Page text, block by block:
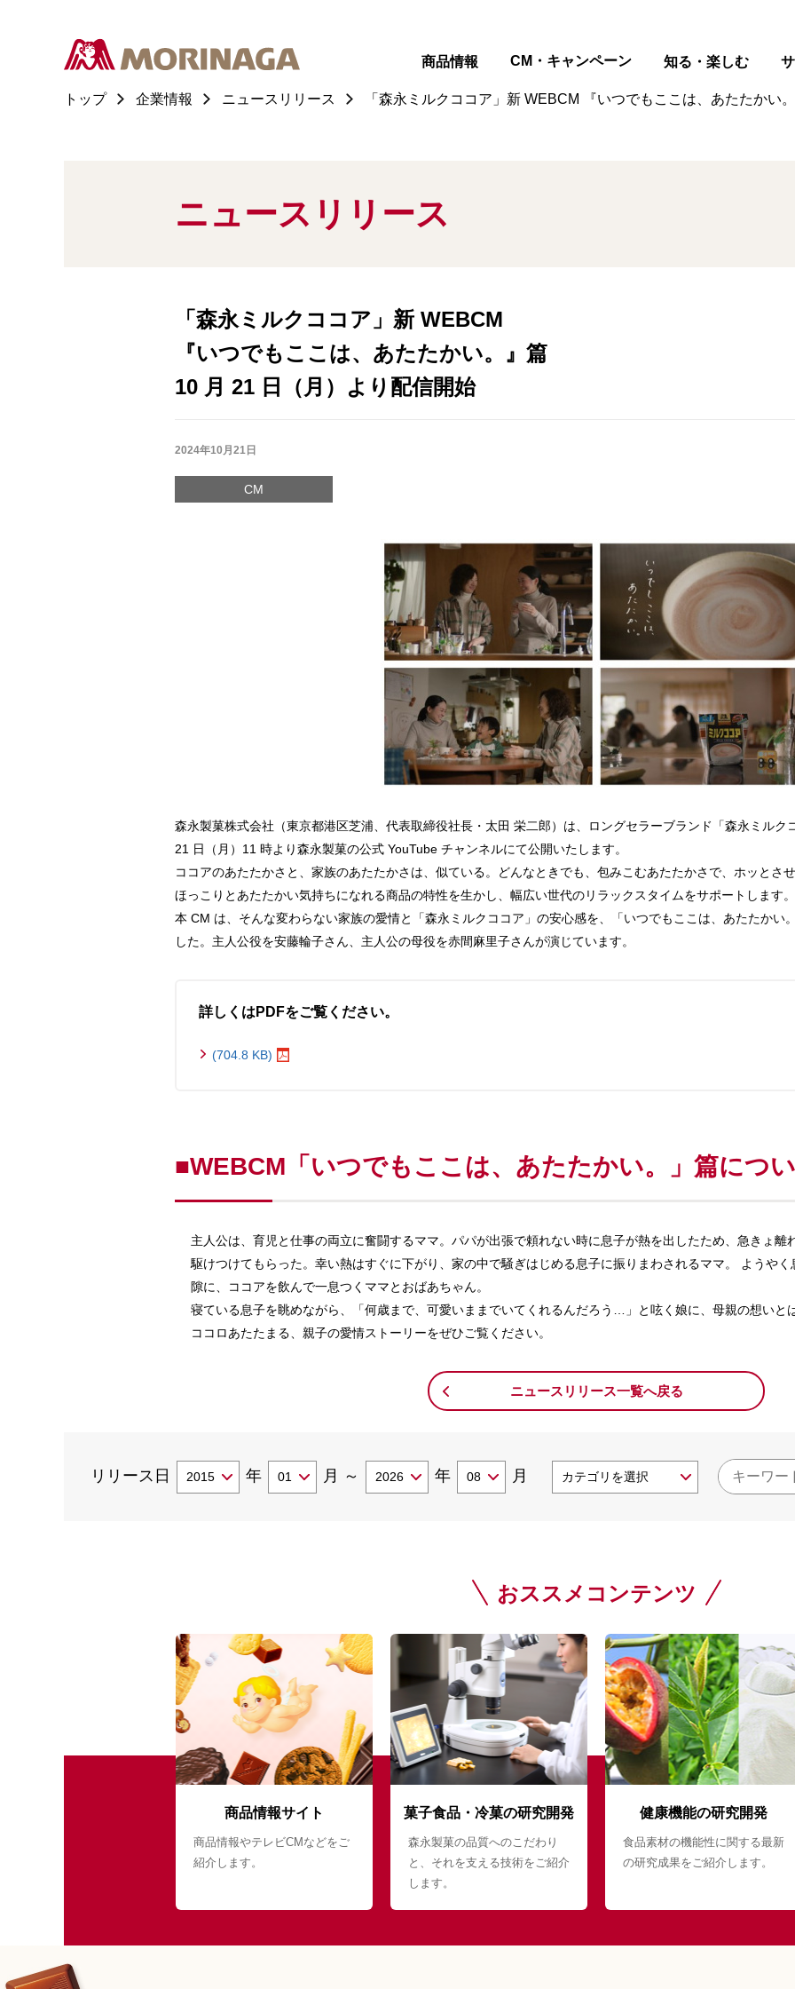
商品情報 CM・キャンペーン 知る・楽しむ
トップ 企業情報 ニュースリリース 「森永ミルクココア」新 WEBCM 『いつでもここは、あたたかい
ニュースリリース
「森永ミルクココア」新 WEBCM
『いつでもここは、あたたかい。』篇
10 月 21 日（月）より配信開始
2024年10月21日
CM
森永製菓株式会社（東京都港区芝浦、代表取締役社長・太田 栄二郎）は、ロングセラーブランド「森永ミル
21 日（月）11 時より森永製菓の公式 YouTube チャンネルにて公開いたします。
ココアのあたたかさと、家族のあたたかさは、似ている。どんなときでも、包みこむあたたかさで、ホッと
ほっこりとあたたかい気持ちになれる商品の特性を生かし、幅広い世代のリラックスタイムをサポートします。
本 CM は、そんな変わらない家族の愛情と「森永ミルクココア」の安心感を、「いつでもここは、あたたかい
した。主人公役を安藤輪子さん、主人公の母役を赤間麻里子さんが演じています。
詳しくはPDFをご覧ください。
(704.8 KB)
■WEBCM「いつでもここは、あたたかい。」篇につ
主人公は、育児と仕事の両立に奮闘するママ。パパが出張で頼れない時に息子が熱を出したため、急きょ離
駆けつけてもらった。幸い熱はすぐに下がり、家の中で騒ぎはじめる息子に振りまわされるママ。 ようや
隙に、ココアを飲んで一息つくママとおばあちゃん。
寝ている息子を眺めながら、「何歳まで、可愛いままでいてくれるんだろう…」と呟く娘に、母親の想いと
ココロあたたまる、親子の愛情ストーリーをぜひご覧ください。
ニュースリリース一覧へ戻る
リリース日 年 月 ～ 年 月
おススメコンテンツ
商品情報サイト
商品情報やテレビCMなどをご
紹介します。
菓子食品・冷菓の研究開発
森永製菓の品質へのこだわり
と、それを支える技術をご紹介
します。
健康機能の研究開発
食品素材の機能性に関する最新
の研究成果をご紹介します。